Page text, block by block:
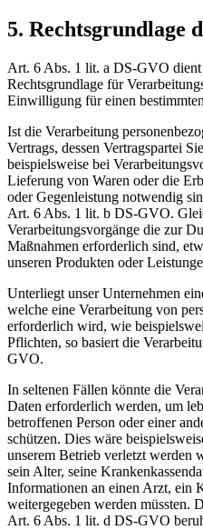
5. Rechtsgrundlage
Art. 6 Abs. 1 lit. a DS-GVO dient
Rechtsgrundlage für
Einwilligung für einen
Ist die Verarbeitung
Vertrags, dessen Vertragspartei
beispielsweise bei
Lieferung von Waren oder die
oder Gegenleistung notwendig
Art. 6 Abs. 1 lit. b DS-GVO.
Verarbeitungsvorgänge die zur
Maßnahmen erforderlich sind,
unseren Produkten oder
Unterliegt unser Unternehmen
welche eine Verarbeitung von
erforderlich wird, wie
Pflichten, so basiert die
GVO.
In seltenen Fällen könnte die
Daten erforderlich werden, um
betroffenen Person oder einer
schützen. Dies wäre
unserem Betrieb verletzt werden
sein Alter, seine
Informationen an einen Arzt, ein
weitergegeben werden müssten.
Art. 6 Abs. 1 lit. d DS-GVO